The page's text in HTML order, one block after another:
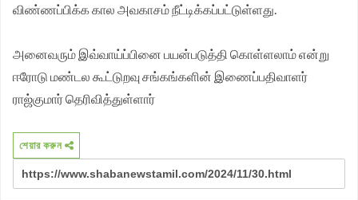
விண்ணப்பிக்க கால அவகாசம் நீட்டிக்கப்பட்டுள்ளது.
அனைவரும் இவ்வாய்ப்பினை பயன்படுத்தி கொள்ளலாம் என்று
ஈரோடு மண்டல கூட்டுறவு சங்கங்களின் இணைப்பதிவாளர்
ராஜ்குமார் தெரிவித்துள்ளார்
শেয়ার করুন